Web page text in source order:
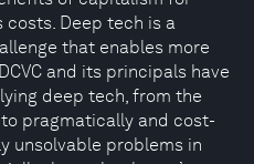
Deep tech is a
that enables more
and its principals have
deep tech, from the
pragmatically and cost-
unsolvable problems in